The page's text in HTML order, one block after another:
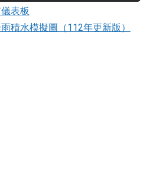
表板
積水模擬圖（112年更新版）